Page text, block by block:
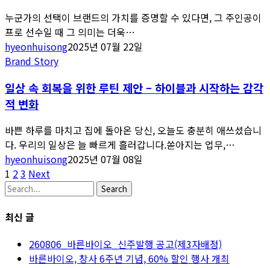
누군가의 선택이 브랜드의 가치를 증명할 수 있다면, 그 주인공이
프로 선수일 때 그 의미는 더욱…
hyeonhuisong2025년 07월 22일
Brand Story
일상 속 회복을 위한 루틴 제안 – 하이블과 시작하는 감각
적 변화
바쁜 하루를 마치고 집에 돌아온 당신, 오늘도 충분히 애쓰셨습니
다. 우리의 일상은 늘 빠르게 흘러갑니다.쏟아지는 업무,…
hyeonhuisong2025년 07월 08일
1 23 Next
Search
최신 글
260806_바른바이오_신주발행 공고(제3자배정)
바른바이오, 창사 6주년 기념, 60% 할인 행사 개최